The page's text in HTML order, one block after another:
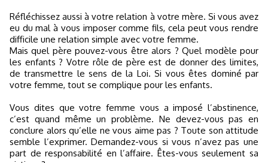
Réfléchissez aussi à votre relation à votre mère. Si vous avez
eu du mal à vous imposer comme fils, cela peut vous rendre
difficile une relation simple avec votre femme.
Mais quel père pouvez-vous être alors ? Quel modèle pour
les enfants ? Votre rôle de père est de donner des limites,
de transmettre le sens de la Loi. Si vous êtes dominé par
votre femme, tout se complique pour les enfants.
Vous dites que votre femme vous a imposé l’abstinence,
c’est quand même un problème. Ne devez-vous pas en
conclure alors qu’elle ne vous aime pas ? Toute son attitude
semble l’exprimer. Demandez-vous si vous n’avez pas une
part de responsabilité en l’affaire. Êtes-vous seulement sa